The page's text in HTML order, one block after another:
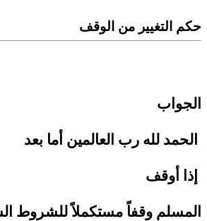
حكم التغيير من الوقف
الجواب
الحمد لله رب العالمين أما بعد
إذا أوقف
المسلم وقفاً مستكملاً للشروط